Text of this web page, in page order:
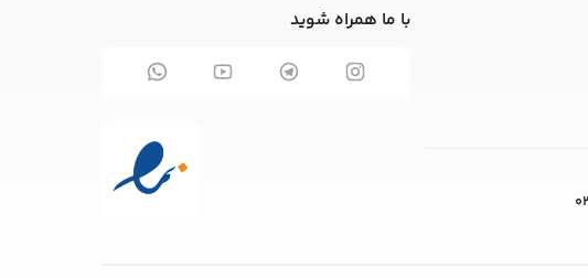
با ما همراه شوید